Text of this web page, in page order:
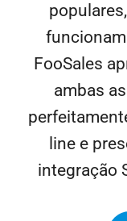
FooSales
ambas
line e
integração